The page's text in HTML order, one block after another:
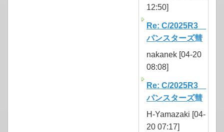
12:50]
Re: C/2025R3
パンスターズ彗
nakanek [04-20
08:08]
Re: C/2025R3
パンスターズ彗
H-Yamazaki [04-
20 07:17]